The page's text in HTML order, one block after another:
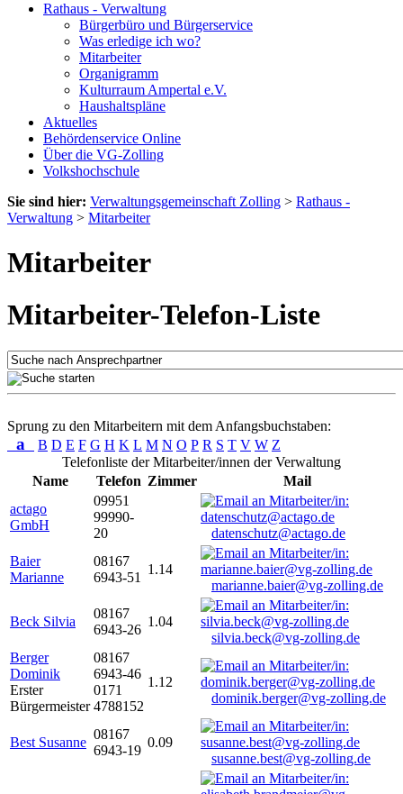
Rathaus - Verwaltung
Bürgerbüro und Bürgerservice
Was erledige ich wo?
Mitarbeiter
Organigramm
Kulturraum Ampertal e.V.
Haushaltspläne
Aktuelles
Behördenservice Online
Über die VG-Zolling
Volkshochschule
Sie sind hier: Verwaltungsgemeinschaft Zolling > Rathaus -
Verwaltung > Mitarbeiter
Mitarbeiter
Mitarbeiter-Telefon-Liste
Sprung zu den Mitarbeitern mit dem Anfangsbuchstaben:
a B D E F G H K L M N O P R S T V W Z
Telefonliste der Mitarbeiter/innen der Verwaltung
Name
Telefon Zimmer
Mail
actago
GmbH
09951
99990-
20
datenschutz@actago.de
Baier
Marianne
08167
6943-51
1.14
marianne.baier@vg-zolling.de
Beck Silvia
08167
6943-26
1.04
silvia.beck@vg-zolling.de
Berger
Dominik
Erster
Bürgermeister
08167
6943-46
0171
4788152
1.12
dominik.berger@vg-zolling.de
Best Susanne
08167
6943-19
0.09
susanne.best@vg-zolling.de